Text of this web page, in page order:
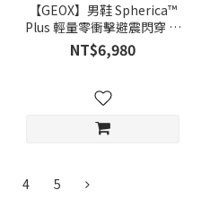
【GEOX】男鞋 Spherica™
Plus 輕量零衝擊避震閃穿 運
動休閒鞋｜皇家藍
NT$6,980
4 5